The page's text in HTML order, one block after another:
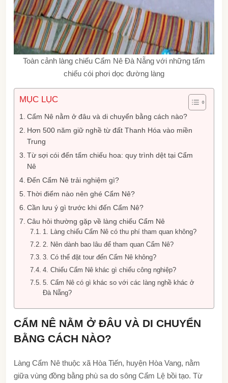
Toàn cảnh làng chiếu Cẩm Nê Đà Nẵng với những tấm
chiếu cói phơi dọc đường làng
MỤC LỤC
Cẩm Nê nằm ở đâu và di chuyển bằng cách nào?
Hơn 500 năm giữ nghề từ đất Thanh Hóa vào miền
Trung
Từ sợi cói đến tấm chiếu hoa: quy trình dệt tại Cẩm
Nê
Đến Cẩm Nê trải nghiệm gì?
Thời điểm nào nên ghé Cẩm Nê?
Cần lưu ý gì trước khi đến Cẩm Nê?
Câu hỏi thường gặp về làng chiếu Cẩm Nê
1. Làng chiếu Cẩm Nê có thu phí tham quan không?
2. Nên dành bao lâu để tham quan Cẩm Nê?
3. Có thể đặt tour đến Cẩm Nê không?
4. Chiếu Cẩm Nê khác gì chiếu công nghiệp?
5. Cẩm Nê có gì khác so với các làng nghề khác ở
Đà Nẵng?
CẨM NÊ NẰM Ở ĐÂU VÀ DI CHUYỂN
BẰNG CÁCH NÀO?
Làng Cẩm Nê thuộc xã Hòa Tiến, huyện Hòa Vang, nằm
giữa vùng đồng bằng phù sa do sông Cẩm Lệ bồi tạo. Từ